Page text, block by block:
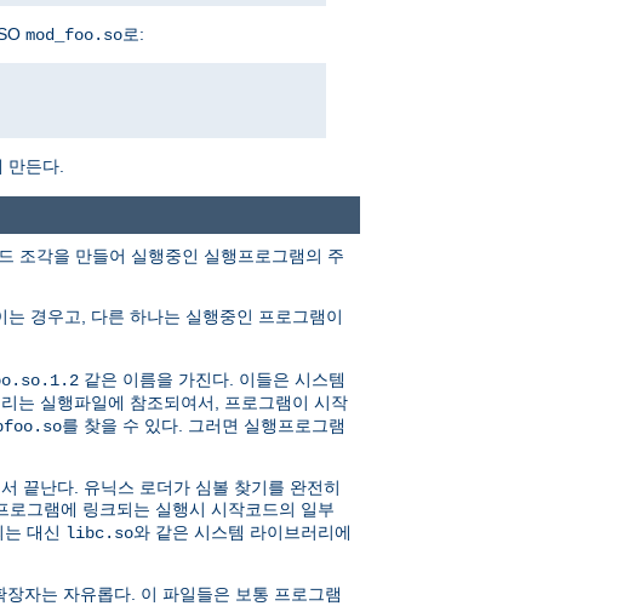
mod_foo.so로:
만든다.
조각을 만들어 실행중인 실행프로그램의 주
경우고, 다른 하나는 실행중인 프로그램이
같은 이름을 가진다. 이들은 시스템
는 실행파일에 참조되여서, 프로그램이 시작
를 찾을 수 있다. 그러면 실행프로그램
끝난다. 유닉스 로더가 심볼 찾기를 완전히
그램에 링크되는 실행시 시작코드의 일부
대신 libc.so와 같은 시스템 라이브러리에
장자는 자유롭다. 이 파일들은 보통 프로그램